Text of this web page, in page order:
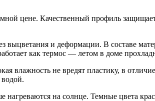
цене. Качественный профиль
и деформации. В составе
как термос — летом в доме
не вредят пластику, в
на солнце. Темные цвета